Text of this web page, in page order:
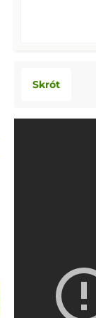
Raków
Dodany: 06.08.2026
Skrót